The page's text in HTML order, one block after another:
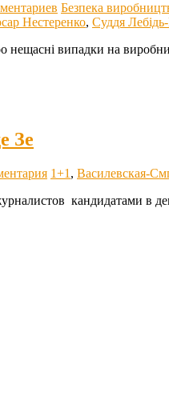
Безпека
Нестеренко, Суддя
нещасні випадки на
Зе
1+1 , Василевская-
кандидатами в